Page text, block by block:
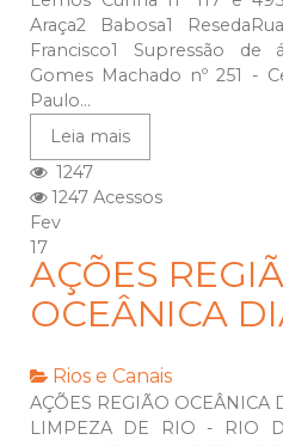
Araça2 Babosa1
Francisco1 Supressão de
Gomes Machado nº 251 -
Paulo...
Leia mais
1247
1247 Acessos
Fev
17
AÇÕES
OCEÂNICA
Rios e Canais
AÇÕES REGIÃO OCEÂNICA
LIMPEZA DE RIO - RIO